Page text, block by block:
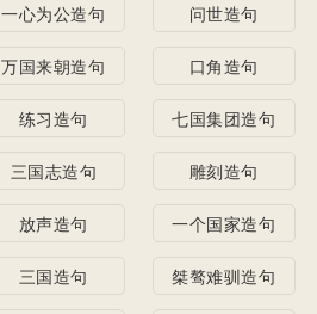
一心为公造句 问世造句
万国来朝造句 口角造句
练习造句 七国集团造句
三国志造句 雕刻造句
放声造句 一个国家造句
三国造句 桀骜难驯造句